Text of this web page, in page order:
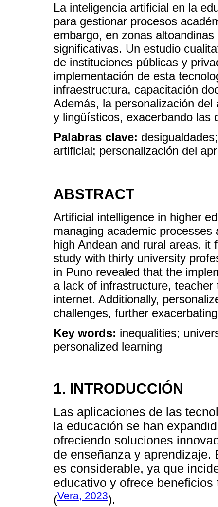
La inteligencia artificial en la
para gestionar procesos
embargo, en zonas
significativas. Un estudio
de instituciones públicas y
implementación de esta
infraestructura, capacitación
Además, la personalización
y lingüísticos, exacerbando las
Palabras clave:
artificial; personalización del
ABSTRACT
Artificial intelligence in higher
managing academic
high Andean and rural areas, it
study with thirty university
in Puno revealed that the
a lack of infrastructure,
internet. Additionally,
challenges, further
Key words: inequalities;
personalized learning
1. INTRODUCCIÓN
Las aplicaciones de las
la educación se han
ofreciendo soluciones
de enseñanza y aprendizaje.
es considerable, ya que
educativo y ofrece
(Vera, 2023).